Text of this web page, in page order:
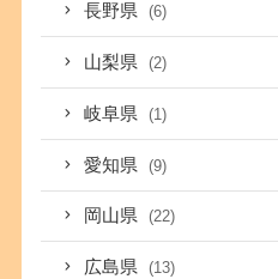
長野県 (6)
山梨県 (2)
岐阜県 (1)
愛知県 (9)
岡山県 (22)
広島県 (13)